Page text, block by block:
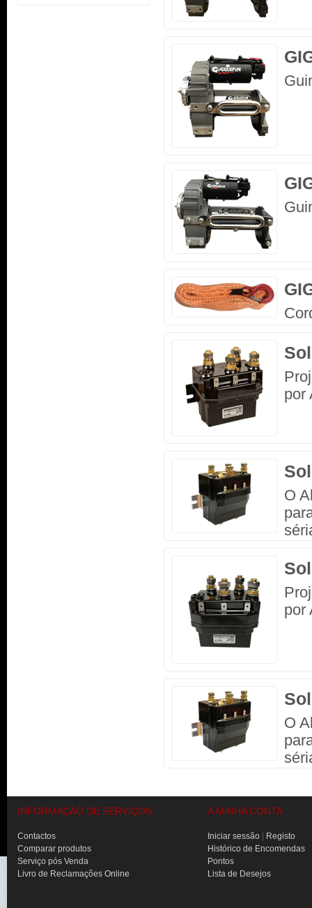
por
O
por
O
INFORMAÇÃO DE SERVIÇOS
Contactos
Comparar produtos
Serviço pós Venda
Livro de Reclamações Online
A MINHA CONTA
Iniciar sessão
Registo
Histórico de Encomendas
Pontos
Lista de Desejos